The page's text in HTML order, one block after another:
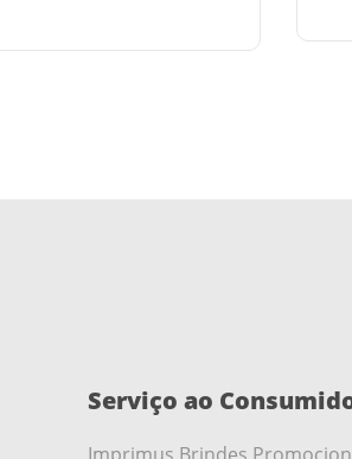
Serviço ao